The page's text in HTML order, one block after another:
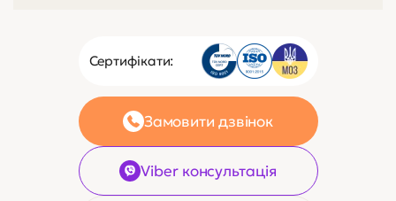
Сертифікати:
Замовити дзвінок
Viber консультація